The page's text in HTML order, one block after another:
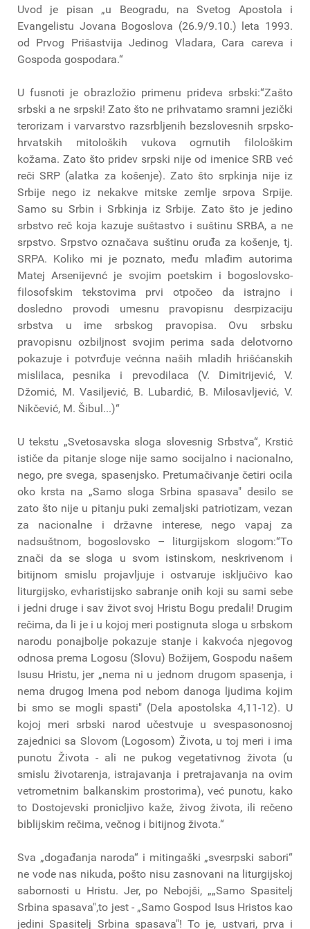
Uvod je pisan „u Beogradu, na Svetog Apostola i
Evangelistu Jovana Bogoslova (26.9/9.10.) leta 1993.
od Prvog Prišastvija Jedinog Vladara, Cara careva i
Gospoda gospodara.“
U fusnoti je obrazložio primenu prideva srbski:“Zašto
srbski a ne srpski! Zato što ne prihvatamo sramni jezički
terorizam i varvarstvo razsrbljenih bezslovesnih srpsko-
hrvatskih mitoloških vukova ogrnutih filološkim
kožama. Zato što pridev srpski nije od imenice SRB već
reči SRP (alatka za košenje). Zato što srpkinja nije iz
Srbije nego iz nekakve mitske zemlje srpova Srpije.
Samo su Srbin i Srbkinja iz Srbije. Zato što je jedino
srbstvo reč koja kazuje suštastvo i suštinu SRBA, a ne
srpstvo. Srpstvo označava suštinu oruđa za košenje, tj.
SRPA. Koliko mi je poznato, među mlađim autorima
Matej Arsenijevnć je svojim poetskim i bogoslovsko-
filosofskim tekstovima prvi otpočeo da istrajno i
dosledno provodi umesnu pravopisnu desrpizaciju
srbstva u ime srbskog pravopisa. Ovu srbsku
pravopisnu ozbiljnost svojim perima sada delotvorno
pokazuje i potvrđuje većnna naših mladih hrišćanskih
mislilaca, pesnika i prevodilaca (V. Dimitrijević, V.
Džomić, M. Vasiljević, B. Lubardić, B. Milosavljević, V.
Nikčević, M. Šibul...)“
U tekstu „Svetosavska sloga slovesnig Srbstva“, Krstić
ističe da pitanje sloge nije samo socijalno i nacionalno,
nego, pre svega, spasenjsko. Pretumačivanje četiri ocila
oko krsta na „Samo sloga Srbina spasava" desilo se
zato što nije u pitanju puki zemaljski patriotizam, vezan
za nacionalne i državne interese, nego vapaj za
nadsuštnom, bogoslovsko – liturgijskom slogom:“To
znači da se sloga u svom istinskom, neskrivenom i
bitijnom smislu projavljuje i ostvaruje isključivo kao
liturgijsko, evharistijsko sabranje onih koji su sami sebe
i jedni druge i sav život svoj Hristu Bogu predali! Drugim
rečima, da li je i u kojoj meri postignuta sloga u srbskom
narodu ponajbolje pokazuje stanje i kakvoća njegovog
odnosa prema Logosu (Slovu) Božijem, Gospodu našem
Isusu Hristu, jer „nema ni u jednom drugom spasenja, i
nema drugog Imena pod nebom danoga ljudima kojim
bi smo se mogli spasti" (Dela apostolska 4,11-12). U
kojoj meri srbski narod učestvuje u svespasonosnoj
zajednici sa Slovom (Logosom) Života, u toj meri i ima
punotu Života - ali ne pukog vegetativnog života (u
smislu životarenja, istrajavanja i pretrajavanja na ovim
vetrometnim balkanskim prostorima), već punotu, kako
to Dostojevski pronicljivo kaže, živog života, ili rečeno
biblijskim rečima, večnog i bitijnog života.“
Sva „događanja naroda“ i mitingaški „svesrpski sabori“
ne vode nas nikuda, pošto nisu zasnovani na liturgijskoj
sabornosti u Hristu. Jer, po Nebojši, „„Samo Spasitelj
Srbina spasava",to jest - „Samo Gospod Isus Hristos kao
jedini Spasitelj Srbina spasava"! To je, ustvari, prva i